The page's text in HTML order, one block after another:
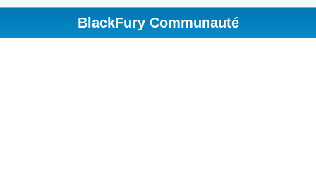
BlackFury Communauté